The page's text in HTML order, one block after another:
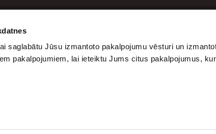
saglabātu Jūsu izmantoto pakalpojumu vēsturi un
pakalpojumiem, lai ieteiktu Jums citus pakalpojumus,
Katrīnas iela 12,